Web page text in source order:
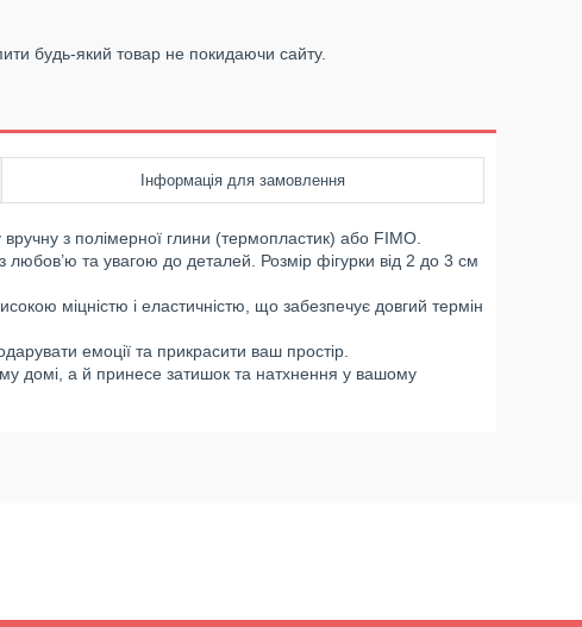
будь-який товар не покидаючи сайту.
Інформація для замовлення
з полімерної глини (термопластик) або FIMO.
та увагою до деталей. Розмір фігурки від 2 до 3 см
міцністю і еластичністю, що забезпечує довгий термін
емоції та прикрасити ваш простір.
домі, а й принесе затишок та натхнення у вашому